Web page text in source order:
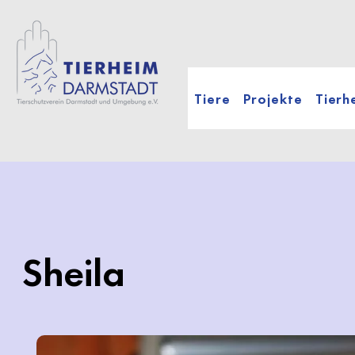
Tiere Projekte
Sheila